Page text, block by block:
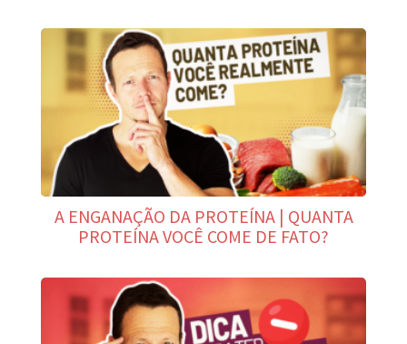
A ENGANAÇÃO DA PROTEÍNA | QUANTA
PROTEÍNA VOCÊ COME DE FATO?